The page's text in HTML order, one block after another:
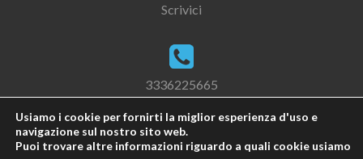
Scrivici
3336225665
Usiamo i cookie per fornirti la miglior esperienza d'uso e
navigazione sul nostro sito web.
Puoi trovare altre informazioni riguardo a quali cookie usiamo